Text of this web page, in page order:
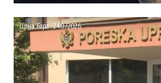
Црна Гора 24.07.2026.